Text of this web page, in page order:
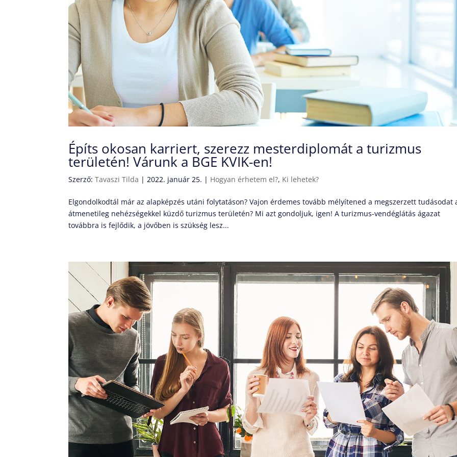
Építs okosan karriert, szerezz mesterdiplomát a turizmus
területén! Várunk a BGE KVIK-en!
Szerző:Tavaszi Tilda |2022. január 25. | Hogyan érhetem el?, Ki lehetek?
Elgondolkodtál már az alapképzés utáni folytatáson? Vajon érdemes tovább mélyítened a megszerzett tudásodat
átmenetileg nehézségekkel küzdő turizmus területén? Mi azt gondoljuk, igen! A turizmus-vendéglátás ágazat
továbbra is fejlődik, a jövőben is szükség lesz...